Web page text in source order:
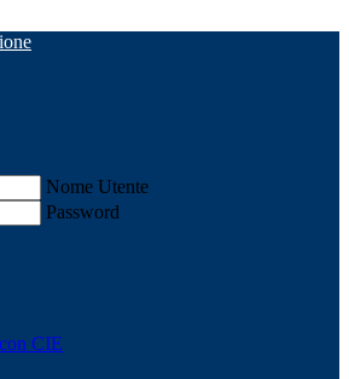
Nome Utente
Password
CIE